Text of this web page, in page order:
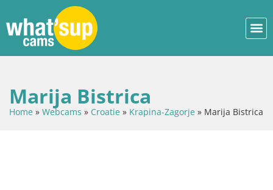
Marija Bistrica
Home » Webcams » Croatie » Krapina-Zagorje » Marija Bistrica